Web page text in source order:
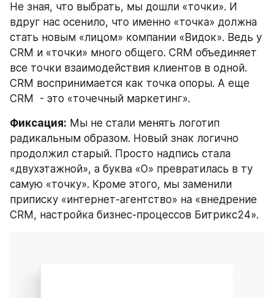
Не зная, что выбрать, мы дошли «точки». И
вдруг нас осенило, что именно «точка» должна
стать новым «лицом» компании «Видок». Ведь у
CRM и «точки» много общего. СRM объединяет
все точки взаимодействия клиентов в одной.
СRM воспринимается как точка опоры. А еще
CRM  - это «точечный маркетинг».
Фиксация: Мы не стали менять логотип
радикальным образом. Новый знак логично
продолжил старый. Просто надпись стала
«двухэтажной», а буква «О» превратилась в ту
самую «точку». Кроме этого, мы заменили
приписку «интернет-агентство» на «внедрение
CRM, настройка бизнес-процессов Битрикс24».